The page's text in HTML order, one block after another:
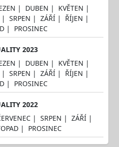
| DUBEN | KVĚTEN |
| SRPEN | ZÁŘÍ | ŘÍJEN |
| PROSINEC
2023
| DUBEN | KVĚTEN |
| SRPEN | ZÁŘÍ | ŘÍJEN |
| PROSINEC
2022
| SRPEN | ZÁŘÍ |
| PROSINEC